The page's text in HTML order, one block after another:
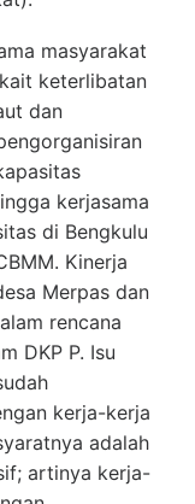
masyarakat
keterlibatan
dan
kerjasama
di Bengkulu
Kinerja
Merpas dan
rencana
DKP P. Isu
kerja-kerja
adalah
artinya kerja-